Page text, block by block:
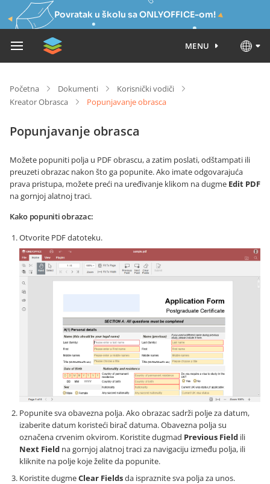
Povratak u školu sa ONLYOFFICE-om!
MENU
Početna Dokumenti
Korisnički vodiči
Kreator Obrasca
Popunjavanje obrasca
Popunjavanje obrasca
Možete popuniti polja u PDF obrascu, a zatim poslati, odštampati ili
preuzeti obrazac nakon što ga popunite. Ako imate odgovarajuća
prava pristupa, možete preći na uređivanje klikom na dugme Edit PDF
na gornjoj alatnoj traci.
Kako popuniti obrazac:
Otvorite PDF datoteku.
Popunite sva obavezna polja. Ako obrazac sadrži polje za datum,
izaberite datum koristeći birač datuma. Obavezna polja su
označena crvenim okvirom. Koristite dugmad Previous Field ili
Next Field na gornjoj alatnoj traci za navigaciju između polja, ili
kliknite na polje koje želite da popunite.
Koristite dugmeClear Fieldsda ispraznite sva polja za unos.